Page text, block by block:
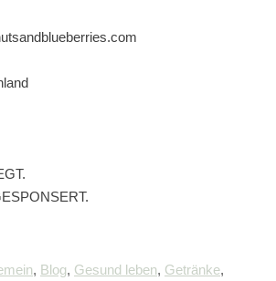
, Blog, Gesund leben, Getränke,